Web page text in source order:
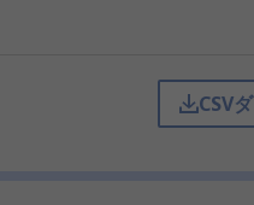
かつ簡単に操作できるよう
ぐために、押しボタンがハ
CSV